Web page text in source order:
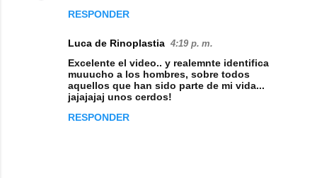
RESPONDER
Luca de Rinoplastia 4:19 p. m.
Excelente el video.. y realemnte identifica
muuucho a los hombres, sobre todos
aquellos que han sido parte de mi vida...
jajajajaj unos cerdos!
RESPONDER